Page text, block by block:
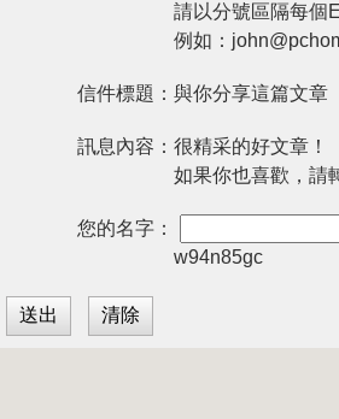
請以分號區隔每個
例如：
信件標題： 與你分享這篇文章
訊息內容： 很精采的好文章！
如果你也喜歡，請
您的名字：
w94n85gc